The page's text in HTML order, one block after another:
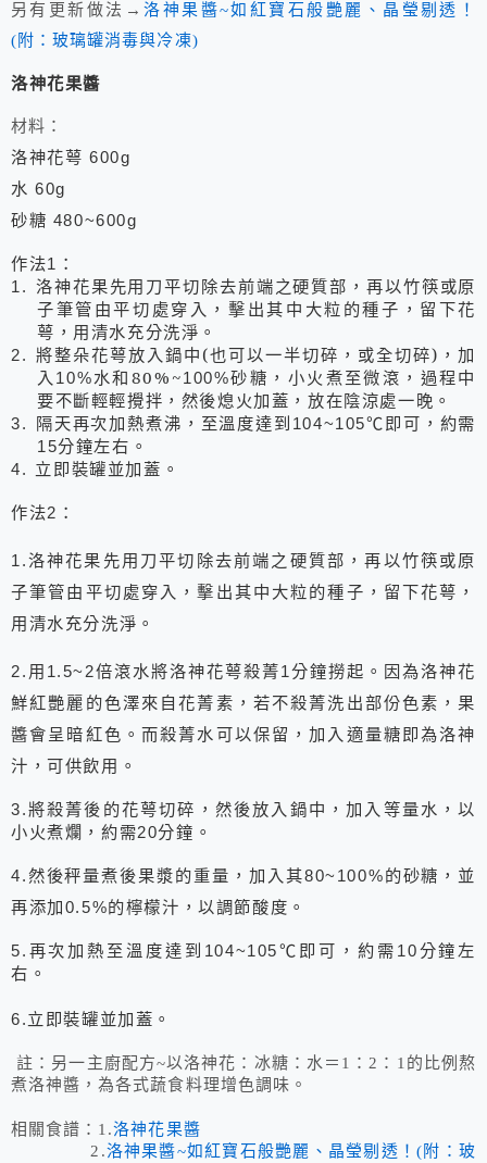
另有更新做法→ 洛神果醬~如紅寶石般艷麗、晶瑩剔透！
(附：玻璃罐消毒與冷凍)
洛神花果醬
材料：
洛神花萼 600g
水 60g
砂糖 480~600g
作法1 ：
1. 洛神花果先用刀平切除去前端之硬質部，再以竹筷或原
子筆管由平切處穿入，擊出其中大粒的種子，留下花
萼，用清水充分洗淨。
2.
將整朵花萼放入鍋中(也可以一半切碎，或全切碎)，加
入 10%水和80%~100%砂糖，小火煮至微滾，過程中
要不斷輕輕攪拌，然後熄火加蓋，放在陰涼處一晚。
3. 隔天再次加熱煮沸，至溫度達到 104~105℃即可，約需
15分鐘左右。
4. 立即裝罐並加蓋。
作法2 ：
1.洛神花果先用刀平切除去前端之硬質部，再以竹筷或原
子筆管由平切處穿入，擊出其中大粒的種子，留下花萼，
用清水充分洗淨。
2. 用 1.5~2倍滾水將洛神花萼殺菁1分鐘撈起。因為洛神花
鮮紅艷麗的色澤來自花菁素，若不殺菁洗出部份色素，果
醬會呈暗紅色。而殺菁水可以保留，加入適量糖即為洛神
汁，可供飲用。
3.將殺菁後的花萼切碎，然後放入鍋中，加入等量水，以
小火煮爛，約需20分鐘。
4.然後秤量煮後果漿的重量，加入其80~100%的砂糖，並
再添加0.5%的檸檬汁，以調節酸度。
5. 再次加熱至溫度達到 104~105℃即可，約需 10分鐘左
右。
6.立即裝罐並加蓋。
註：另一主廚配方~以洛神花：冰糖：水＝1：2：1的比例熬
煮洛神醬，為各式蔬食料理增色調味。
相關食譜：1.洛神花果醬
2.洛神果醬~如紅寶石般艷麗、晶瑩剔透！(附：玻